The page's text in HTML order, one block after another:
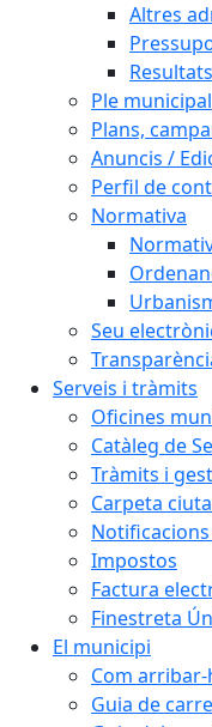
Altres
Ple municipal
Plans,
Anuncis /
Perfil de
Normativa
Seu
Serveis i tràmits
Oficines
Catàleg de
Tràmits i
Carpeta
Impostos
Factura
Finestreta
El municipi
Com arribar-
Guia de